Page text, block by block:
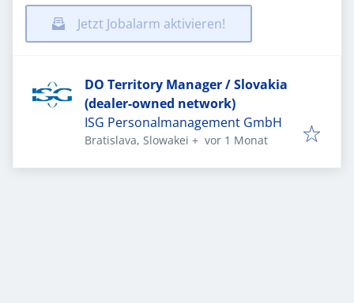
Jetzt Jobalarm aktivieren!
DO Territory Manager / Slovakia
(dealer-owned network)
ISG Personalmanagement GmbH
Bratislava, Slowakei + Veröffentlicht
vor 1 Monat